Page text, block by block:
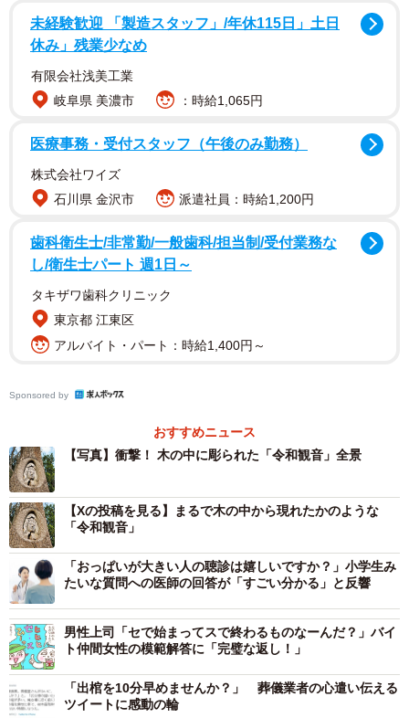
未経験歓迎 「製造スタッフ」/年休115日」土日
休み」残業少なめ
有限会社浅美工業
岐阜県 美濃市
：時給1,065円
医療事務・受付スタッフ（午後のみ勤務）
株式会社ワイズ
石川県 金沢市
派遣社員：時給1,200円
歯科衛生士/非常勤/一般歯科/担当制/受付業務な
し/衛生士パート 週1日～
タキザワ歯科クリニック
東京都 江東区
アルバイト・パート：時給1,400円～
Sponsored by
おすすめニュース
【写真】衝撃！ 木の中に彫られた「令和観音」全景
【Xの投稿を見る】まるで木の中から現れたかのような
「令和観音」
「おっぱいが大きい人の聴診は嬉しいですか？」小学生み
たいな質問への医師の回答が「すごい分かる」と反響
男性上司「セで始まってスで終わるものなーんだ？」バイ
ト仲間女性の模範解答に「完璧な返し！」
「出棺を10分早めませんか？」 葬儀業者の心遣い伝える
ツイートに感動の輪